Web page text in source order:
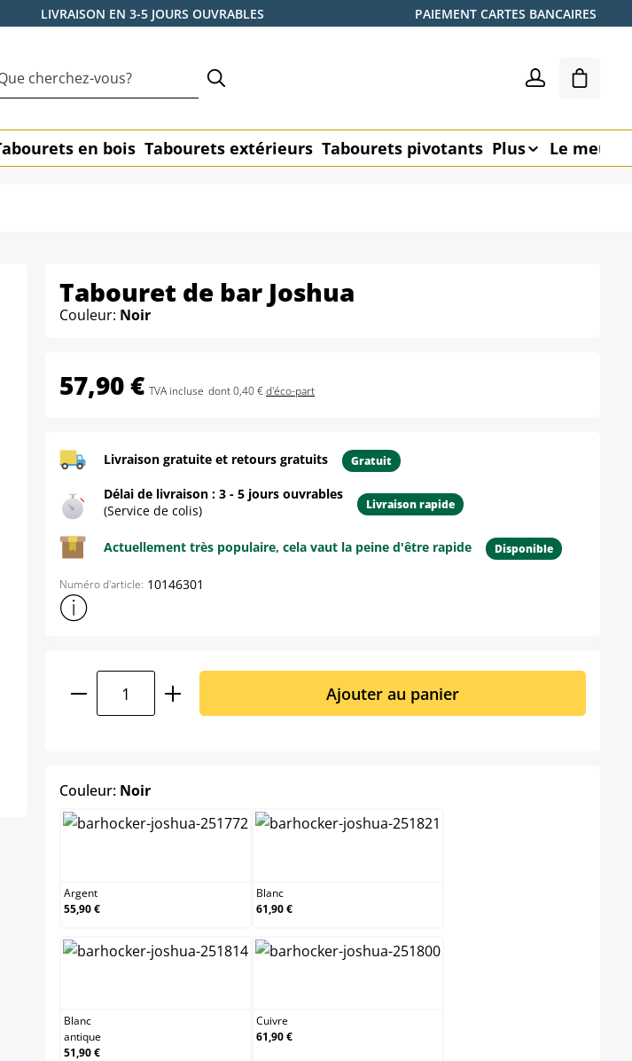
LIVRAISON EN 3-5 JOURS OUVRABLES PAIEMENT CARTES BANCAIRES
Le
en bois Tabourets extérieurs Tabourets pivotants Plus Le
Tabouret de bar Joshua
Couleur: Noir
57,90 € TVA incluse dont 0,40 €d'éco-part
Livraison gratuite et retours gratuits Gratuit
Délai de livraison : 3 - 5 jours ouvrables
(Service de colis)
Livraison rapide
Actuellement très populaire, cela vaut la peine d'être rapide Disponible
Numéro d'article: 10146301
Afficher plus d'informations sur le produit
Quantité de produit : Entrez la quantité souhaitée ou
Ajouter au panier
Couleur: Noirselect
Argent
55,90 €
Blanc
61,90 €
Blanc
antique
51,90 €
Cuivre
61,90 €